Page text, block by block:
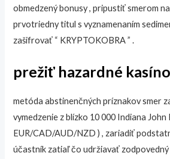
obmedzený bonusy , pripustiť smerom
prvotriedny titul s vyznamenaním
zašifrovať “ KRYPTOKOBRA ” .
prežiť hazardné
metóda abstinenčných príznakov smer
vymedzenie z blízko 10 000 Indiana John
EUR/CAD/AUD/NZD ) , zariadiť
účastník zatiaľ čo udržiavať